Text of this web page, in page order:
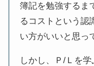
簿記を勉強するま
るコストという認
い方がいいと思っ
しかし、Ｐ/Ｌを